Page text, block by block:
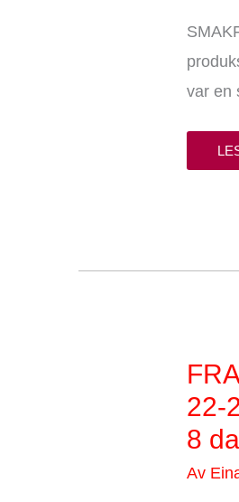
var en
22-
8
Av
FRA
PÅ